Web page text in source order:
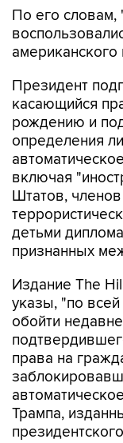
По его словам,
американского
Президент
касающийся
рождению и
определения
включая
Штатов,
детьми
признанных
Издание The
указы, "по
обойти
права на
Трампа,